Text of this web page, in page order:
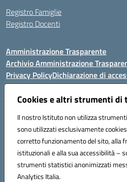
Cookies e altri strumenti di
Il nostro Istituto non utilizza
sono utilizzati esclusivamente
corretto funzionamento del sito, alla
istituzionali e alla sua accessibilità –
strumenti statistici anonimizzati
Analytics Italia.
Registro Famiglie
Registro Docenti
Amministrazione Trasparente
Archivio Amministrazione
Privacy PolicyDichiarazione di
Istituto Comprensivo Statale
8° G. FALCONE – R. SCAUDA"
Via Cupa Campanariello, 5 - 80059, Torre
Tel. +39 0818834377 - Fax +39
Email: naic8df00a@istruzione.it - PEC: